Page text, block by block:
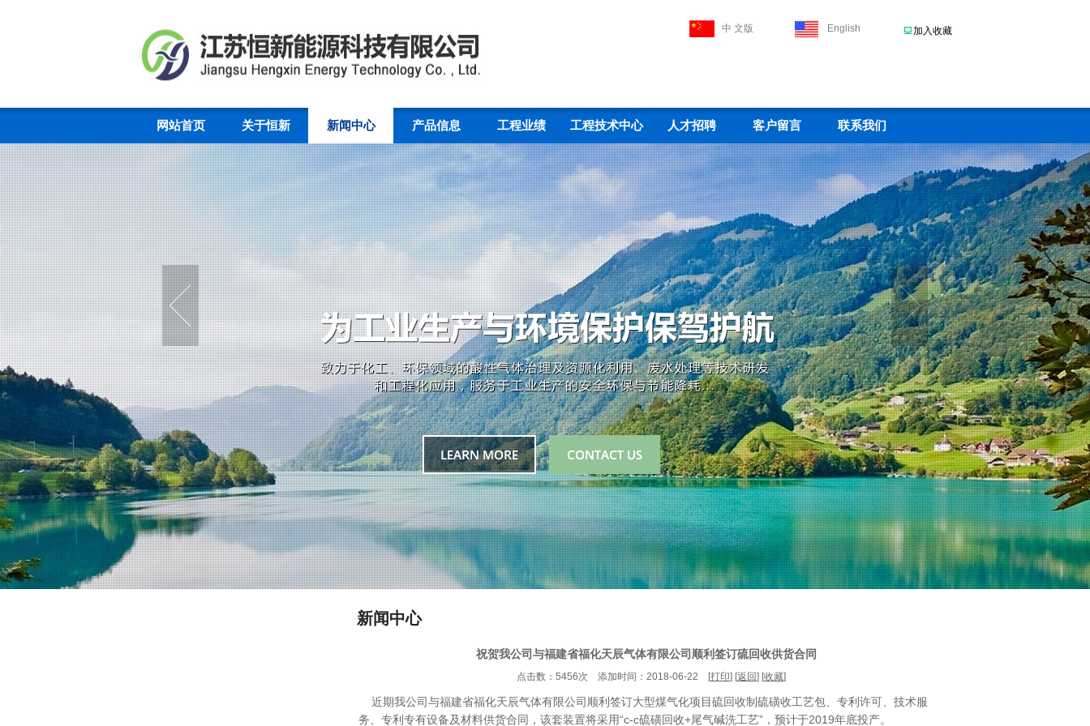
加入收藏
中 文版 English
网站首页 关于恒新 新闻中心 产品信息 工程业绩 工程技术中心 人才招聘 客户留言 联系我们
新闻中心
祝贺我公司与福建省福化天辰气体有限公司顺利签订硫回收供货合同
点击数：5456次 添加时间：2018-06-22 [打印] [返回] [收藏]
近期我公司与福建省福化天辰气体有限公司顺利签订大型煤气化项目硫回收制硫磺收工艺包、专利许可、技术服
务、专利专有设备及材料供货合同，该套装置将采用“c-c硫磺回收+尾气碱洗工艺”，预计于2019年底投产。